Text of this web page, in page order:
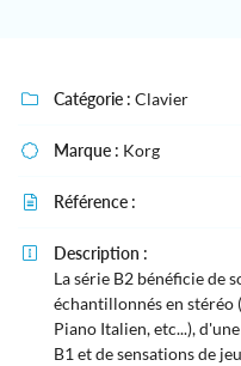
Recopier le code ci-contre
Rafraîchir le captcha
 Catégorie : Clavier
 Marque : Korg
 Référence :

Description :
La série B2 bénéficie de
échantillonnés en stéréo
Piano Italien, etc...),
B1 et de sensations de